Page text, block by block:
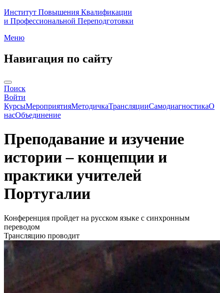
Институт Повышения Квалификации
и Профессиональной Переподготовки
Меню
Навигация по сайту
Поиск
Войти
КурсыМероприятияМетодичкаТрансляцииСамодиагностикаО
насОбъединение
Преподавание и изучение
истории – концепции и
практики учителей
Португалии
Конференция пройдет на русском языке с синхронным
переводом
Трансляцию проводит